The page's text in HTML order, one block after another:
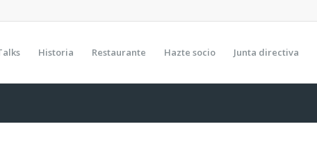
Historia Restaurante Hazte socio Junta directiva